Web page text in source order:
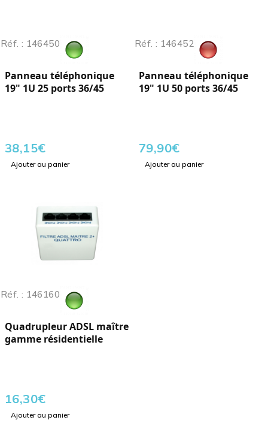
Réf. : 146450
Panneau téléphonique
19" 1U 25 ports 36/45
38,15€
Ajouter au panier
Réf. : 146452
Panneau téléphonique
19" 1U 50 ports 36/45
79,90€
Ajouter au panier
Réf. : 146160
Quadrupleur ADSL maître
gamme résidentielle
16,30€
Ajouter au panier